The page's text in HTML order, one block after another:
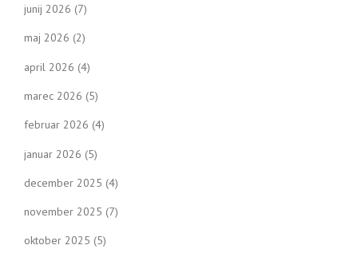
junij 2026 (7)
maj 2026 (2)
april 2026 (4)
marec 2026 (5)
februar 2026 (4)
januar 2026 (5)
december 2025 (4)
november 2025 (7)
oktober 2025 (5)